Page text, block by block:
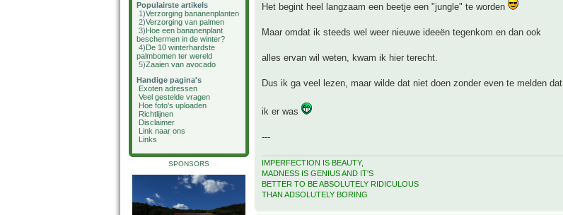
Populairste artikels
1)Verzorging bananenplanten
2)Verzorging van palmen
3)Hoe een bananenplant
beschermen in de winter?
4)De 10 winterhardste
palmbomen ter wereld
5)Zaaien van avocado
Handige pagina's
Exoten adressen
Veel gestelde vragen
Hoe foto's uploaden
Richtlijnen
Disclaimer
Link naar ons
Links
SPONSORS
Het begint heel langzaam een beetje een "jungle" te worden
Maar omdat ik steeds wel weer nieuwe ideeën tegenkom en dan ook
alles ervan wil weten, kwam ik hier terecht.
Dus ik ga veel lezen, maar wilde dat niet doen zonder even te melden dat
ik er was
---
IMPERFECTION IS BEAUTY,
MADNESS IS GENIUS AND IT'S
BETTER TO BE ABSOLUTELY RIDICULOUS
THAN ADSOLUTELY BORING